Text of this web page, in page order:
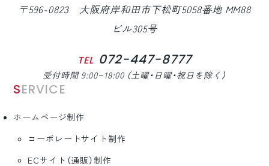
〒596-0823 大阪府岸和田市下松町5058番地 MM88
ビル305号
TEL 072-447-8777
受付時間 9:00~18:00 （土曜・日曜・祝日を除く）
SERVICE
ホームページ制作
コーポレートサイト制作
ECサイト（通販）制作